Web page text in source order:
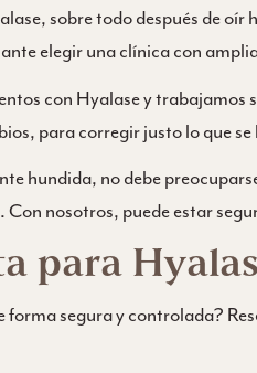
sobre todo después de
elegir una clínica con
con Hyalase y
para corregir justo lo que
hundida, no debe
nosotros, puede estar
para
forma segura y controlada?